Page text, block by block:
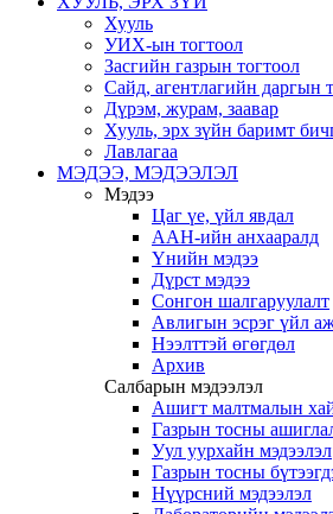
Хууль
УИХ-ын тогтоол
Засгийн газрын тогтоол
Сайд, агентлагийн даргын
Дүрэм, журам, заавар
Хууль, эрх зүйн баримт
Лавлагаа
МЭДЭЭ, МЭДЭЭЛЭЛ
Мэдээ
Цаг үе, үйл явдал
ААН-ийн анхааралд
Үнийн мэдээ
Дүрст мэдээ
Сонгон шалгаруулалт
Авлигын эсрэг үйл
Нээлттэй өгөгдөл
Архив
Салбарын мэдээлэл
Ашигт малтмалын
Газрын тосны
Уул уурхайн мэдээлэл
Газрын тосны
Нүүрсний мэдээлэл